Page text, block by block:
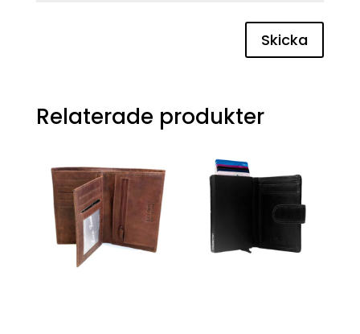
Skicka
Relaterade produkter